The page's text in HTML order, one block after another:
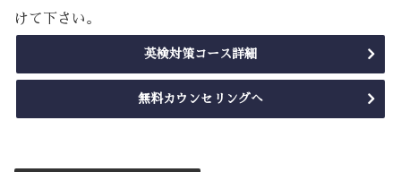
けて下さい。
英検対策コース詳細
無料カウンセリングへ